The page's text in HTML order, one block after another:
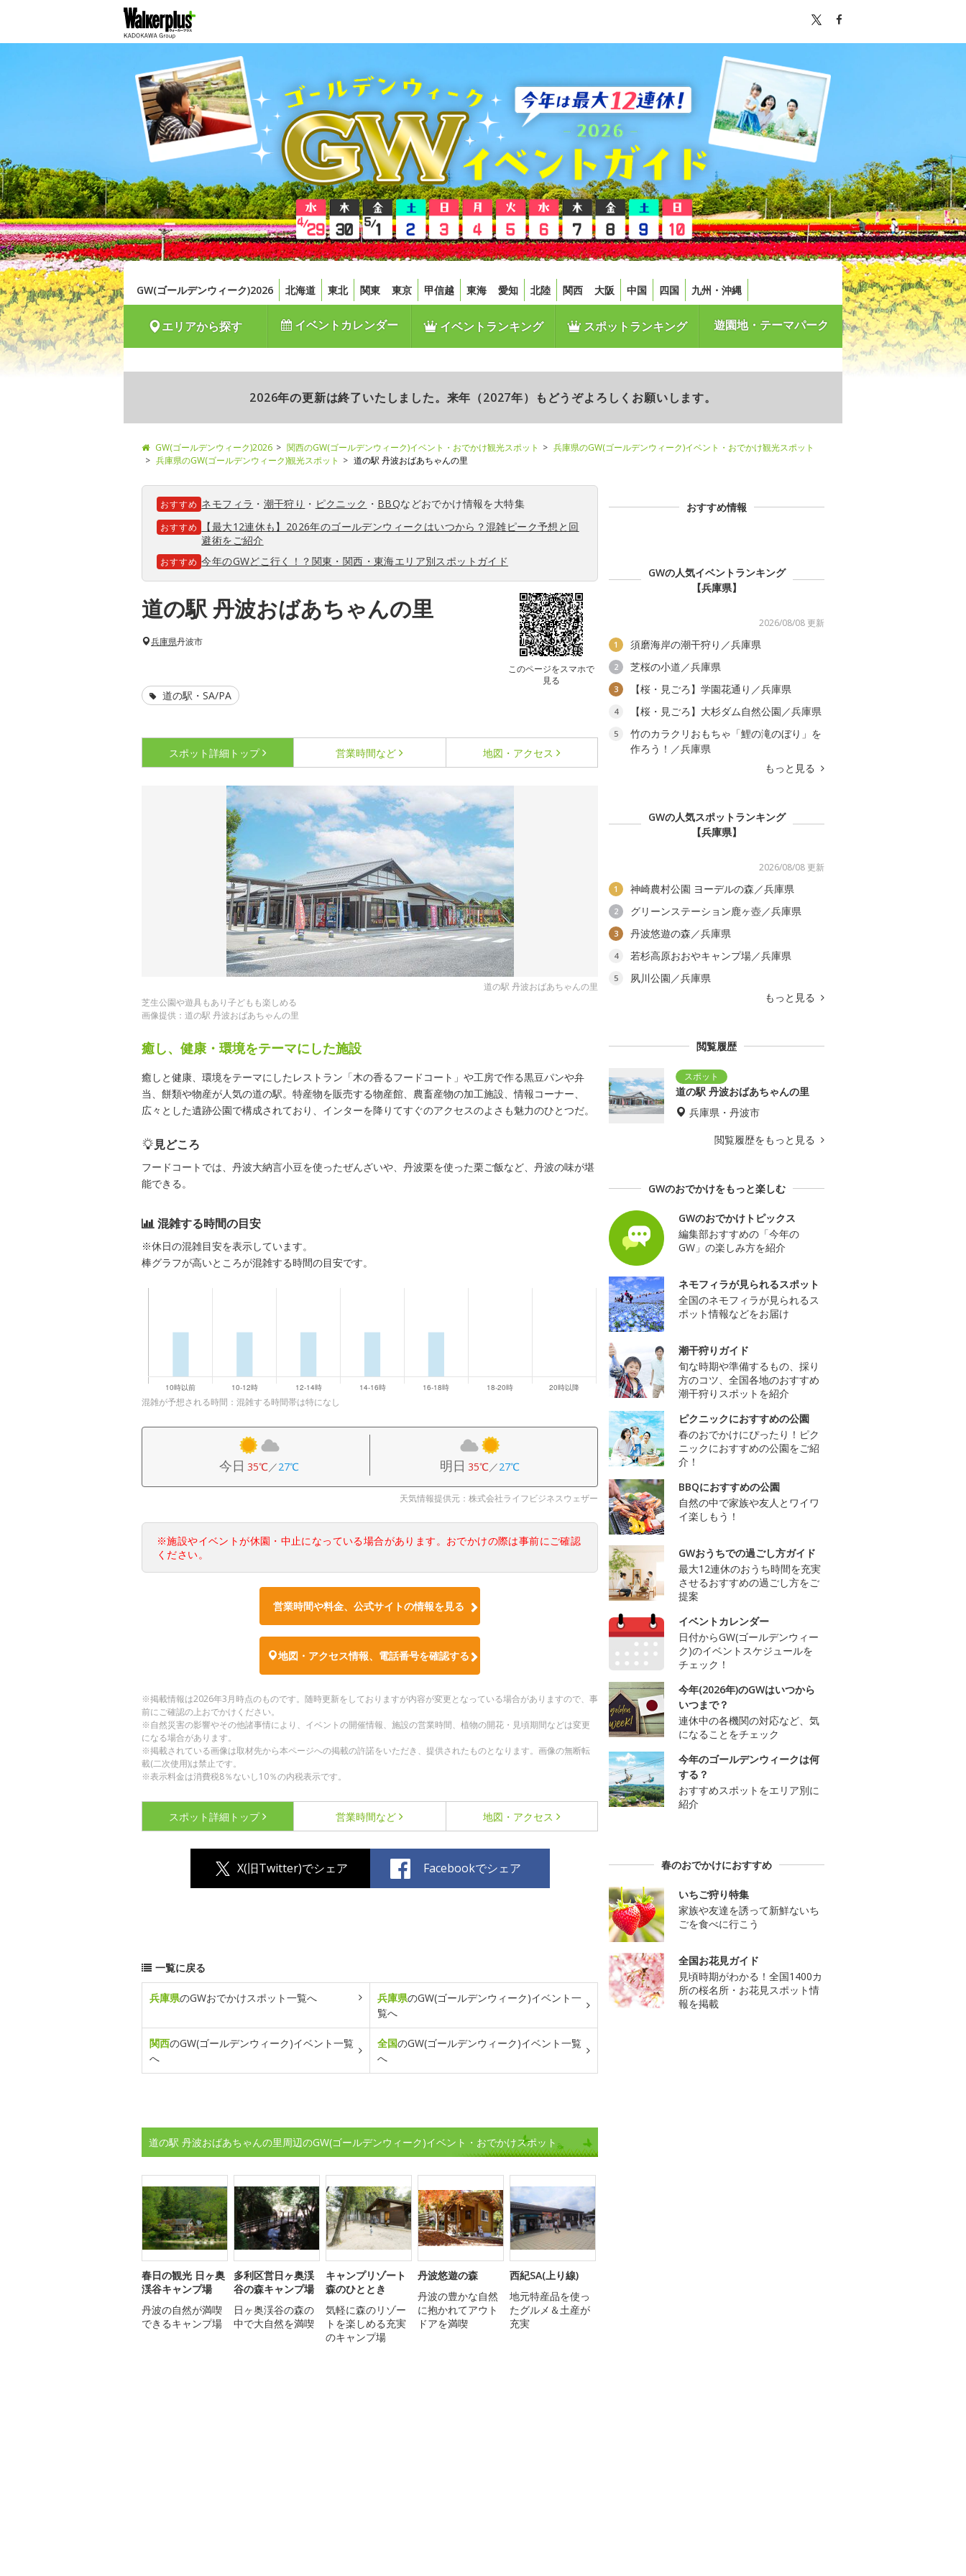
GW(ゴールデンウィーク)2026 北海道 東北 関東 東京 甲信越 東海 愛知 北陸 関西 大阪 中国 四国 九州・沖縄
エリアから探す イベントカレンダー イベントランキング スポットランキング 遊園地・テーマパーク
2026年の更新は終了いたしました。来年（2027年）もどうぞよろしくお願いします。
GW(ゴールデンウィーク)2026 関西のGW(ゴールデンウィーク)イベント・おでかけ観光スポット
兵庫県のGW(ゴールデンウィーク)イベント・おでかけ観光スポット
兵庫県のGW(ゴールデンウィーク)観光スポット
道の駅 丹波おばあちゃんの里
おすすめ ネモフィラ ・ 潮干狩り ・ ピクニック ・ BBQなどおでかけ情報を大特集
おすすめ
【最大12連休も】2026年のゴールデンウィークはいつから？混雑ピーク予想と回
避術をご紹介
おすすめ 今年のGWどこ行く！？関東・関西・東海エリア別スポットガイド
道の駅 丹波おばあちゃんの里
このページをスマホで
見る
兵庫県丹波市
道の駅・SA/PA
スポット詳細 トップ 営業時間など 地図・アクセス
道の駅 丹波おばあちゃんの里
芝生公園や遊具もあり子どもも楽しめる
画像提供：道の駅 丹波おばあちゃんの里
癒し、健康・環境をテーマにした施設
癒しと健康、環境をテーマにしたレストラン「木の香るフードコート」や工房で作る黒豆パンや弁
当、餅類や物産が人気の道の駅。特産物を販売する物産館、農畜産物の加工施設、情報コーナー、
広々とした遺跡公園で構成されており、インターを降りてすぐのアクセスのよさも魅力のひとつだ。
見どころ
フードコートでは、丹波大納言小豆を使ったぜんざいや、丹波栗を使った栗ご飯など、丹波の味が堪
能できる。
混雑する時間の目安
※休日の混雑目安を表示しています。
棒グラフが高いところが混雑する時間の目安です。
混雑が予想される時間：混雑する時間帯は特になし
今日 35℃／27℃ 明日 35℃／27℃
天気情報提供元：株式会社ライフビジネスウェザー
※施設やイベントが休園・中止になっている場合があります。おでかけの際は事前にご確認
ください。
営業時間や料金、公式サイトの情報を見る
地図・アクセス情報、電話番号を確認する
※掲載情報は2026年3月時点のものです。随時更新をしておりますが内容が変更となっている場合がありますので、事
前にご確認の上おでかけください。
※自然災害の影響やその他諸事情により、イベントの開催情報、施設の営業時間、植物の開花・見頃期間などは変更
になる場合があります。
※掲載されている画像は取材先から本ページへの掲載の許諾をいただき、提供されたものとなります。画像の無断転
載(二次使用)は禁止です。
※表示料金は消費税8％ないし10％の内税表示です。
スポット詳細 トップ 営業時間など 地図・アクセス
X(旧Twitter)でシェア Facebookでシェア
一覧に戻る
兵庫県のGWおでかけスポット一覧へ 兵庫県のGW(ゴールデンウィーク)イベント一
覧へ
関西のGW(ゴールデンウィーク)イベント一覧
へ
全国のGW(ゴールデンウィーク)イベント一覧
へ
道の駅 丹波おばあちゃんの里周辺のGW(ゴールデンウィーク)イベント・おでかけスポット
春日の観光 日ヶ奥
渓谷キャンプ場
丹波の自然が満喫
できるキャンプ場
多利区営日ヶ奥渓
谷の森キャンプ場
日ヶ奥渓谷の森の
中で大自然を満喫
キャンプリゾート
森のひととき
気軽に森のリゾー
トを楽しめる充実
のキャンプ場
丹波悠遊の森
丹波の豊かな自然
に抱かれてアウト
ドアを満喫
西紀SA(上り線)
地元特産品を使っ
たグルメ＆土産が
充実
おすすめ情報
GWの人気イベントランキング
【兵庫県】
2026/08/08 更新
1 須磨海岸の潮干狩り／兵庫県
2 芝桜の小道／兵庫県
3 【桜・見ごろ】学園花通り／兵庫県
4 【桜・見ごろ】大杉ダム自然公園／兵庫県
5
竹のカラクリおもちゃ「鯉の滝のぼり」を
作ろう！／兵庫県
もっと見る
GWの人気スポットランキング
【兵庫県】
2026/08/08 更新
1 神崎農村公園 ヨーデルの森／兵庫県
2 グリーンステーション鹿ヶ壺／兵庫県
3 丹波悠遊の森／兵庫県
4 若杉高原おおやキャンプ場／兵庫県
5
夙川公園／兵庫県
もっと見る
閲覧履歴
道の駅 丹波おばあちゃんの里
兵庫県・丹波市
閲覧履歴をもっと見る
GWのおでかけをもっと楽しむ
GWのおでかけトピックス
編集部おすすめの「今年の
GW」の楽しみ方を紹介
ネモフィラが見られるスポット
全国のネモフィラが見られるス
ポット情報などをお届け
潮干狩りガイド
旬な時期や準備するもの、採り
方のコツ、全国各地のおすすめ
潮干狩りスポットを紹介
ピクニックにおすすめの公園
春のおでかけにぴったり！ピク
ニックにおすすめの公園をご紹
介！
BBQにおすすめの公園
自然の中で家族や友人とワイワ
イ楽しもう！
GWおうちでの過ごし方ガイド
最大12連休のおうち時間を充実
させるおすすめの過ごし方をご
提案
イベントカレンダー
日付からGW(ゴールデンウィー
ク)のイベントスケジュールを
チェック！
今年(2026年)のGWはいつから
いつまで？
連休中の各機関の対応など、気
になることをチェック
今年のゴールデンウィークは何
する？
おすすめスポットをエリア別に
紹介
春のおでかけにおすすめ
いちご狩り特集
家族や友達を誘って新鮮ないち
ごを食べに行こう
全国お花見ガイド
見頃時期がわかる！全国1400カ
所の桜名所・お花見スポット情
報を掲載